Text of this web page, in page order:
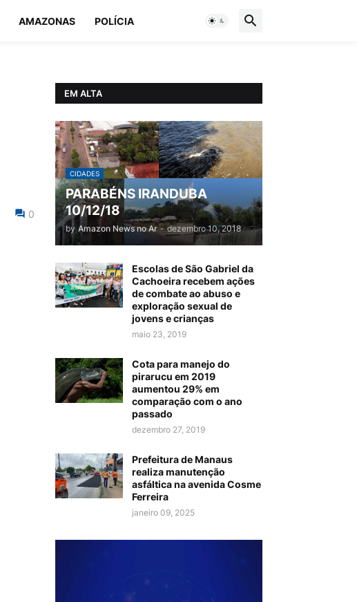
AMAZONAS POLÍCIA
0
EM ALTA
CIDADES
PARABÉNS IRANDUBA
10/12/18
by Amazon News no Ar - dezembro 10, 2018
Escolas de São Gabriel da
Cachoeira recebem ações
de combate ao abuso e
exploração sexual de
jovens e crianças
maio 23, 2019
Cota para manejo do
pirarucu em 2019
aumentou 29% em
comparação com o ano
passado
dezembro 27, 2019
Prefeitura de Manaus
realiza manutenção
asfáltica na avenida Cosme
Ferreira
janeiro 09, 2025